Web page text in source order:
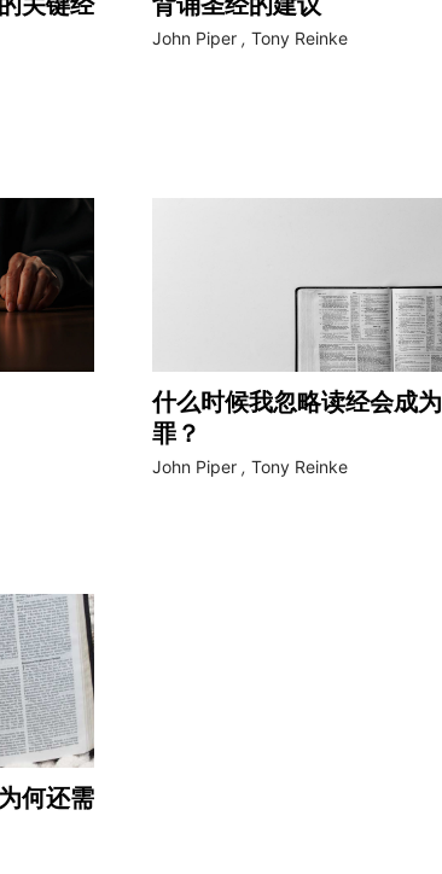
John Piper , Tony Reinke
什么时候我忽略读经会成为
罪？
John Piper , Tony Reinke
何还需